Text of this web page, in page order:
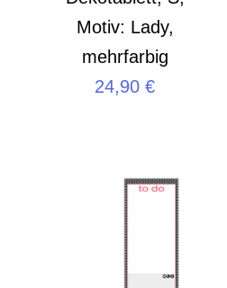
Motiv: Lady,
mehrfarbig
24,90€